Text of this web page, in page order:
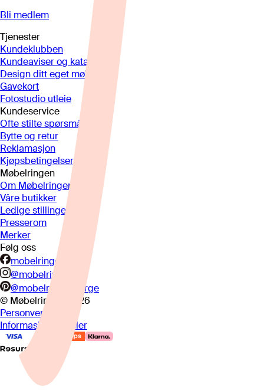
Bli medlem
Tjenester
Kundeklubben
Kundeaviser og kataloger
Design ditt eget møbel
Gavekort
Fotostudio utleie
Kundeservice
Ofte stilte spørsmål
Bytte og retur
Reklamasjon
Kjøpsbetingelser
Møbelringen
Om Møbelringen
Våre butikker
Ledige stillinger
Presserom
Merker
Følg oss
mobelringen.no
@mobelringen
@mobelringennorge
© Møbelringen
2026
Personvern
Informasjonskapsler